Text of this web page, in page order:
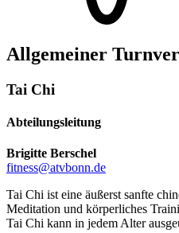
Allgemeiner
Tai Chi
Abteilungsleitung
Brigitte Berschel
fitness@atvbonn.de
Tai Chi ist eine äußerst sanfte
Meditation und körperliches
Tai Chi kann in jedem Alter